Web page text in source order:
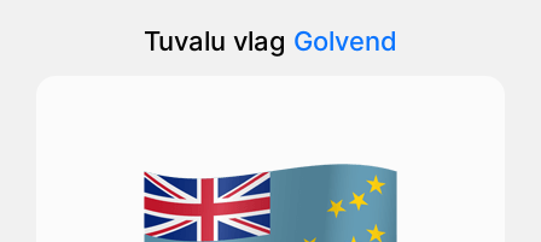
Tuvalu vlag Golvend